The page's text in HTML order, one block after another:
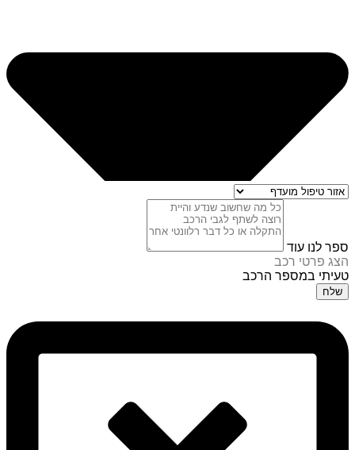
ספר לנו עוד
הצג פרטי רכב
טעיתי במספר הרכב
שלח